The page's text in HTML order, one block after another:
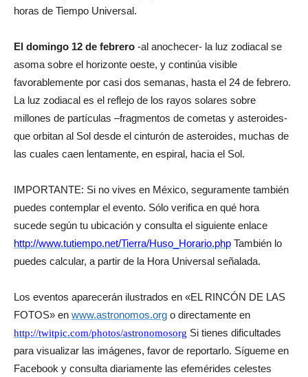
horas de Tiempo Universal.
El domingo 12 de febrero -al anochecer- la luz zodiacal se
asoma sobre el horizonte oeste, y continúa visible
favorablemente por casi dos semanas, hasta el 24 de febrero.
La luz zodiacal es el reflejo de los rayos solares sobre
millones de partículas –fragmentos de cometas y asteroides-
que orbitan al Sol desde el cinturón de asteroides, muchas de
las cuales caen lentamente, en espiral, hacia el Sol.
IMPORTANTE: Si no vives en México, seguramente también
puedes contemplar el evento. Sólo verifica en qué hora
sucede según tu ubicación y consulta el siguiente enlace
http://www.tutiempo.net/Tierra/Huso_Horario.php También lo
puedes calcular, a partir de la Hora Universal señalada.
Los eventos aparecerán ilustrados en «EL RINCÓN DE LAS
FOTOS» en www.astronomos.org o directamente en
http://twitpic.com/photos/astronomosorg Si tienes dificultades
para visualizar las imágenes, favor de reportarlo. Sígueme en
Facebook y consulta diariamente las efemérides celestes